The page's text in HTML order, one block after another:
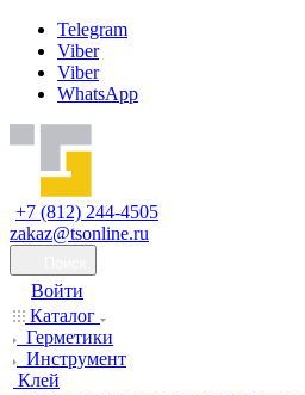
Telegram
Viber
Viber
WhatsApp
+7 (812) 244-4505
zakaz@tsonline.ru
Войти
Каталог
Герметики
Инструмент
Клей